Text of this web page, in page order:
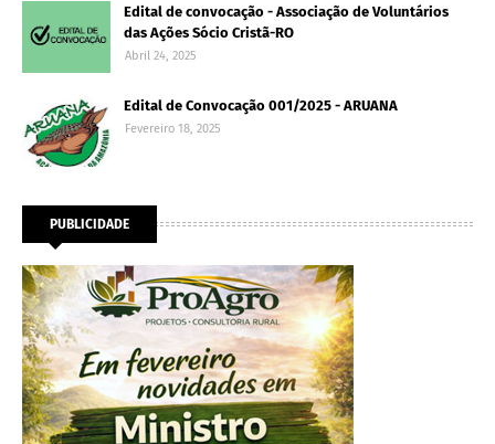
Edital de convocação - Associação de Voluntários
das Ações Sócio Cristã-RO
Abril 24, 2025
Edital de Convocação 001/2025 - ARUANA
Fevereiro 18, 2025
PUBLICIDADE